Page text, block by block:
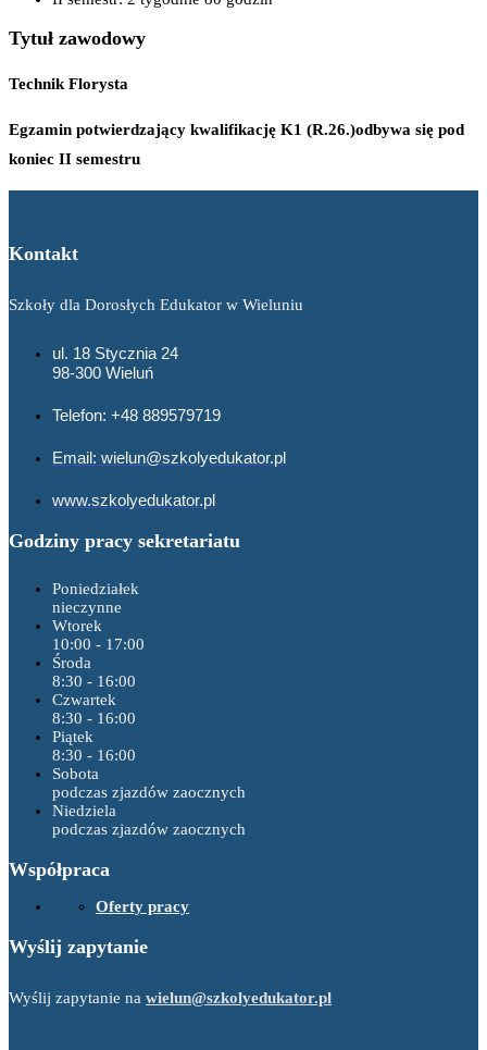
Tytuł zawodowy
Technik Florysta
Egzamin potwierdzający kwalifikację K1 (R.26.)odbywa się pod
koniec II semestru
Kontakt
Szkoły dla Dorosłych Edukator w Wieluniu
ul. 18 Stycznia 24
98-300 Wieluń
Telefon: +48 889579719
Email: wielun@szkolyedukator.pl
www.szkolyedukator.pl
Godziny pracy sekretariatu
Poniedziałek
nieczynne
Wtorek
10:00 - 17:00
Środa
8:30 - 16:00
Czwartek
8:30 - 16:00
Piątek
8:30 - 16:00
Sobota
podczas zjazdów zaocznych
Niedziela
podczas zjazdów zaocznych
Współpraca
Oferty pracy
Wyślij zapytanie
Wyślij zapytanie na wielun@szkolyedukator.pl